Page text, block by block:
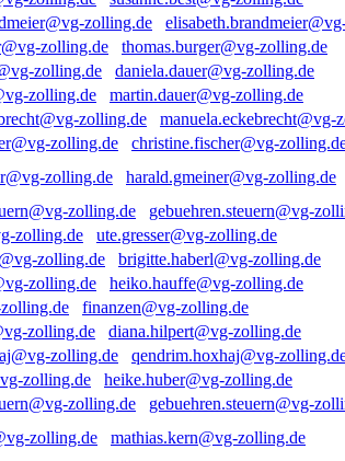
thomas.burger@vg-zolling.de
daniela.dauer@vg-zolling.de
martin.dauer@vg-zolling.de
manuela.eckebrecht@vg-
christine.fischer@vg-
harald.gmeiner@vg-zolling.de
gebuehren.steuern@vg-
ute.gresser@vg-zolling.de
brigitte.haberl@vg-zolling.de
heiko.hauffe@vg-zolling.de
finanzen@vg-zolling.de
diana.hilpert@vg-zolling.de
qendrim.hoxhaj@vg-
heike.huber@vg-zolling.de
gebuehren.steuern@vg-
mathias.kern@vg-zolling.de